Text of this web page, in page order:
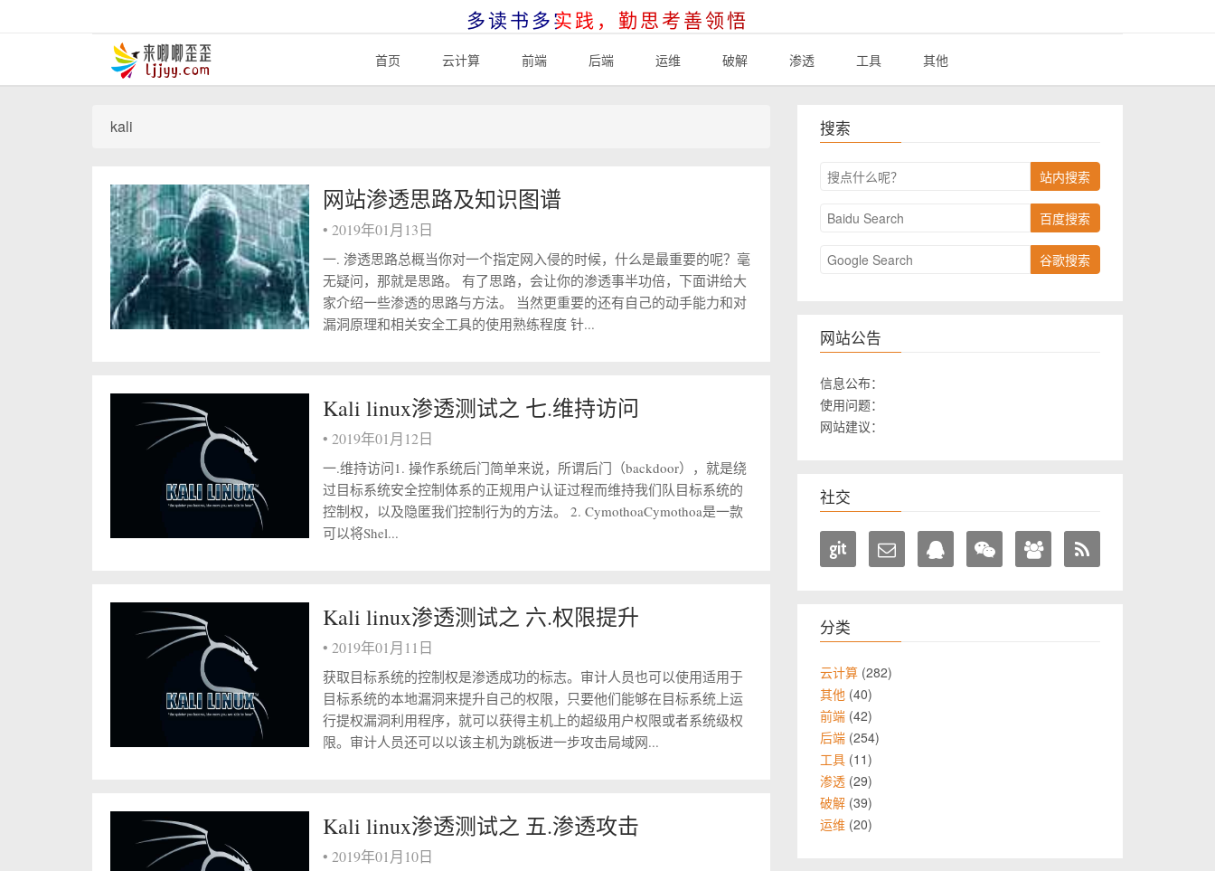
多读书多实践，勤思考善领悟
首页 云计算 前端 后端 运维 破解 渗透 工具 其他
kali
网站渗透思路及知识图谱
• 2019年01月13日
一. 渗透思路总概当你对一个指定网入侵的时候，什么是最重要的呢？毫
无疑问，那就是思路。 有了思路，会让你的渗透事半功倍，下面讲给大
家介绍一些渗透的思路与方法。 当然更重要的还有自己的动手能力和对
漏洞原理和相关安全工具的使用熟练程度 针...
Kali linux渗透测试之 七.维持访问
• 2019年01月12日
一.维持访问1. 操作系统后门简单来说，所谓后门（backdoor），就是绕
过目标系统安全控制体系的正规用户认证过程而维持我们队目标系统的
控制权，以及隐匿我们控制行为的方法。 2. CymothoaCymothoa是一款
可以将Shel...
Kali linux渗透测试之 六.权限提升
• 2019年01月11日
获取目标系统的控制权是渗透成功的标志。审计人员也可以使用适用于
目标系统的本地漏洞来提升自己的权限，只要他们能够在目标系统上运
行提权漏洞利用程序，就可以获得主机上的超级用户权限或者系统级权
限。审计人员还可以以该主机为跳板进一步攻击局域网...
Kali linux渗透测试之 五.渗透攻击
• 2019年01月10日
搜索
站内搜索
百度搜索
谷歌搜索
网站公告
信息公布：
使用问题：
网站建议：
社交
分类
云计算 282
其他 40
前端 42
后端 254
工具 11
渗透 29
破解 39
运维 20